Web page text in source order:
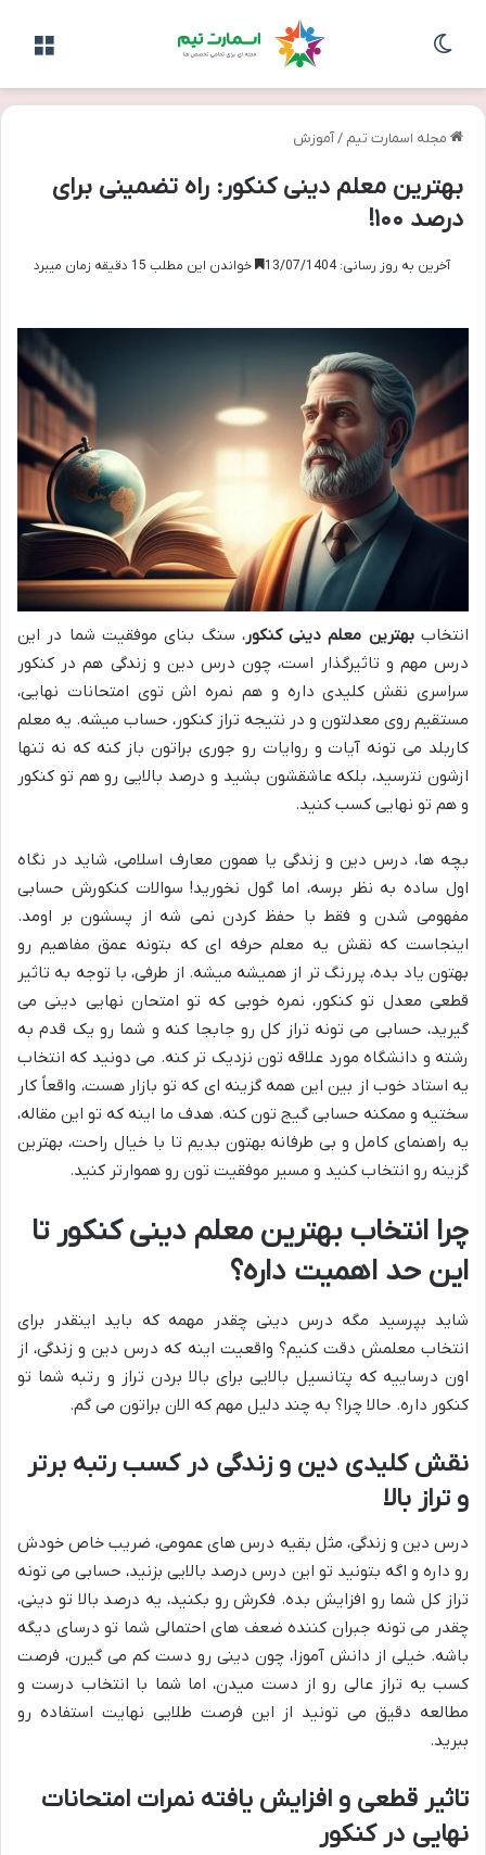
مجله اسمارت تیم /آموزش
بهترین معلم دینی کنکور: راه تضمینی برای
درصد ۱۰۰!
آخرین به روز رسانی: 13/07/1404 خواندن این مطلب 15 دقیقه زمان میبرد
انتخاببهترین معلم دینی کنکور، سنگ بنای موفقیت شما در این
درس مهم و تاثیرگذار است، چون درس دین و زندگی هم در کنکور
سراسری نقش کلیدی داره و هم نمره اش توی امتحانات نهایی،
مستقیم روی معدلتون و در نتیجه تراز کنکور، حساب میشه. یه معلم
کاربلد می تونه آیات و روایات رو جوری براتون باز کنه که نه تنها
ازشون نترسید، بلکه عاشقشون بشید و درصد بالایی رو هم تو کنکور
و هم تو نهایی کسب کنید.
بچه ها، درس دین و زندگی یا همون معارف اسلامی، شاید در نگاه
اول ساده به نظر برسه، اما گول نخورید! سوالات کنکورش حسابی
مفهومی شدن و فقط با حفظ کردن نمی شه از پسشون بر اومد.
اینجاست که نقش یه معلم حرفه ای که بتونه عمق مفاهیم رو
بهتون یاد بده، پررنگ تر از همیشه میشه. از طرفی، با توجه به تاثیر
قطعی معدل تو کنکور، نمره خوبی که تو امتحان نهایی دینی می
گیرید، حسابی می تونه تراز کل رو جابجا کنه و شما رو یک قدم به
رشته و دانشگاه مورد علاقه تون نزدیک تر کنه. می دونید که انتخاب
یه استاد خوب از بین این همه گزینه ای که تو بازار هست، واقعاً کار
سختیه و ممکنه حسابی گیج تون کنه. هدف ما اینه که تو این مقاله،
یه راهنمای کامل و بی طرفانه بهتون بدیم تا با خیال راحت، بهترین
گزینه رو انتخاب کنید و مسیر موفقیت تون رو هموارتر کنید.
چرا انتخاببهترین معلم دینی کنکور تا
این حد اهمیت داره؟
شاید بپرسید مگه درس دینی چقدر مهمه که باید اینقدر برای
انتخاب معلمش دقت کنیم؟ واقعیت اینه که درس دین و زندگی، از
اون درساییه که پتانسیل بالایی برای بالا بردن تراز و رتبه شما تو
کنکور داره. حالا چرا؟ به چند دلیل مهم که الان براتون می گم.
نقش کلیدی دین و زندگی در کسب رتبه برتر
و تراز بالا
درس دین و زندگی، مثل بقیه درس های عمومی، ضریب خاص خودش
رو داره و اگه بتونید تو این درس درصد بالایی بزنید، حسابی می تونه
تراز کل شما رو افزایش بده. فکرش رو بکنید، یه درصد بالا تو دینی،
چقدر می تونه جبران کننده ضعف های احتمالی شما تو درسای دیگه
باشه. خیلی از دانش آموزا، چون دینی رو دست کم می گیرن، فرصت
کسب یه تراز عالی رو از دست میدن، اما شما با انتخاب درست و
مطالعه دقیق می تونید از این فرصت طلایی نهایت استفاده رو
ببرید.
تاثیر قطعی و افزایش یافته نمرات امتحانات
نهایی در کنکور